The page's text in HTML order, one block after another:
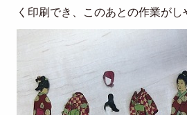
く印刷でき、このあとの作業がし